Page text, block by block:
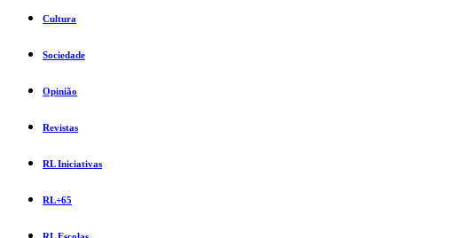
Cultura
Sociedade
Opinião
Revistas
RL Iniciativas
RL+65
RL Escolas